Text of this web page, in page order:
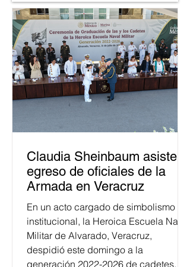
Claudia Sheinbaum asiste a
egreso de oficiales de la
Armada en Veracruz
En un acto cargado de simbolismo
institucional, la Heroica Escuela Naval
Militar de Alvarado, Veracruz,
despidió este domingo a la
generación 2022-2026 de cadetes.